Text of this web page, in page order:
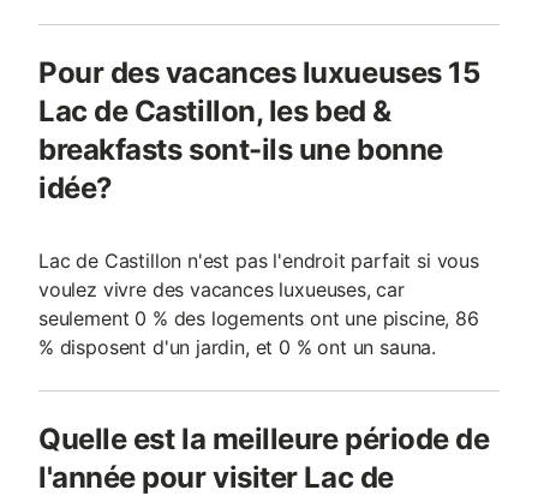
Pour des vacances luxueuses 15
Lac de Castillon, les bed &
breakfasts sont-ils une bonne
idée?
Lac de Castillon n'est pas l'endroit parfait si vous
voulez vivre des vacances luxueuses, car
seulement 0 % des logements ont une piscine, 86
% disposent d'un jardin, et 0 % ont un sauna.
Quelle est la meilleure période de
l'année pour visiter Lac de